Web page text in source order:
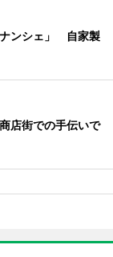
ンシェ」 自家製
店街での手伝いで